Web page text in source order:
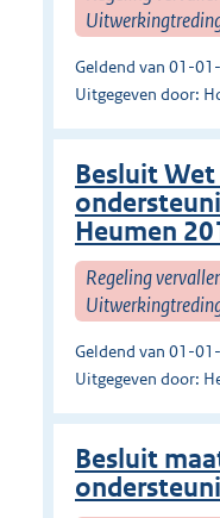
Geldend van 01-
Uitgegeven door:
Besluit
Heumen
Regeling
Geldend van 01-
Uitgegeven door:
Besluit